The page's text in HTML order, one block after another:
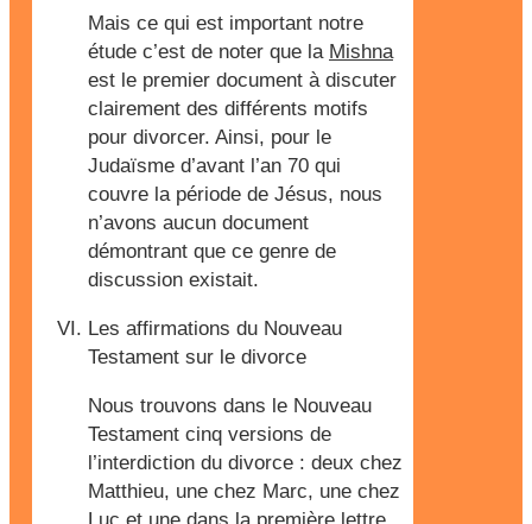
Mais ce qui est important notre
étude c’est de noter que la Mishna
est le premier document à discuter
clairement des différents motifs
pour divorcer. Ainsi, pour le
Judaïsme d’avant l’an 70 qui
couvre la période de Jésus, nous
n’avons aucun document
démontrant que ce genre de
discussion existait.
Les affirmations du Nouveau
Testament sur le divorce
Nous trouvons dans le Nouveau
Testament cinq versions de
l’interdiction du divorce : deux chez
Matthieu, une chez Marc, une chez